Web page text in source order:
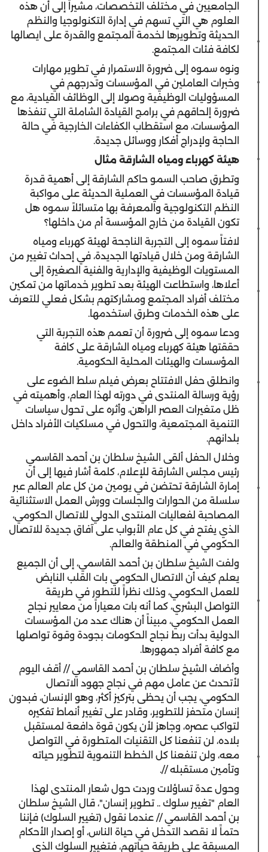
الجامعيين في مختلف التخصصات، مشيراً إلى أن هذه
العلوم هي التي تسهم في إدارة التكنولوجيا والنظم
الحديثة وتطويرها لخدمة المجتمع والقدرة على ايصالها
لكافة فئات المجتمع.
ونوه سموه إلى ضرورة الاستمرار في تطوير مهارات
وخبرات العاملين في المؤسسات وتدرجهم في
المسؤوليات الوظيفية وصولا إلى الوظائف القيادية، مع
ضرورة إلحاقهم في برامج القيادة الشاملة التي تنفذها
المؤسسات، مع استقطاب الكفاءات الخارجية في حالة
الحاجة ولإدراج أفكار ووسائل جديدة.
هيئة كهرباء ومياه الشارقة مثال
وتطرق صاحب السمو حاكم الشارقة إلى أهمية قدرة
قيادة المؤسسات في العملية الحديثة على مواكبة
النظم التكنولوجية والمعرفة بها متسائلاً سموه هل
تكون القيادة من خارج المؤسسة أم من داخلها؟
لافتاً سموه إلى التجربة الناجحة لهيئة كهرباء ومياه
الشارقة ومن خلال قيادتها الجديدة، في إحداث تغيير من
المستويات الوظيفية والإدارية والفنية الصغيرة إلى
أعلاها، واستطاعت الهيئة بعد تطوير خدماتها من تمكين
مختلف أفراد المجتمع ومشاركتهم بشكل فعلي للتعرف
على هذه الخدمات وطرق استخدمها.
ودعا سموه إلى ضرورة أن تعمم هذه التجربة التي
حققتها هيئة كهرباء ومياه الشارقة على كافة
المؤسسات والهيئات المحلية الحكومية.
وانطلق حفل الافتتاح بعرض فيلم سلط الضوء على
رؤية ورسالة المنتدى في دورته لهذا العام، وأهميته في
ظل متغيرات العصر الراهن، وأثره على تحول سياسات
التنمية المجتمعية، والتحول في مسلكيات الأفراد داخل
بلدانهم.
وخلال الحفل ألقى الشيخ سلطان بن أحمد القاسمي
رئيس مجلس الشارقة للإعلام، كلمة أشار فيها إلى أن
إمارة الشارقة تحتضن في يومين من كل عام العالم عبر
سلسلة من الحوارات والجلسات وورش العمل الاستثنائية
المصاحبة لفعاليات المنتدى الدولي للاتصال الحكومي،
الذي يفتح في كل عام الأبواب على آفاق جديدة للاتصال
الحكومي في المنطقة والعالم.
ولفت الشيخ سلطان بن أحمد القاسمي، إلى أن الجميع
يعلم كيف أن الاتصال الحكومي بات القلب النابض
للعمل الحكومي، وذلك نظراً للتطور في طريقة
التواصل البشري، كما أنه بات معياراً من معايير نجاح
العمل الحكومي، مبيناً أن هناك عدد من المؤسسات
الدولية بدأت ربط نجاح الحكومات بجودة وقوة تواصلها
مع كافة أفراد جمهورها.
وأضاف الشيخ سلطان بن أحمد القاسمي // أقف اليوم
لأتحدث عن عامل مهم في نجاح جهود الاتصال
الحكومي، يجب أن يحظى بتركيز أكثر، وهو الإنسان، فبدون
إنسان متحفز للتطوير، وقادر على تغيير أنماط تفكيره
لتواكب عصره، وجاهز لأن يكون قوة دافعة لمستقبل
بلاده، لن تنفعنا كل التقنيات المتطورة في التواصل
معه، ولن تنفعنا كل الخطط التنموية لتطوير حياته
وتأمين مستقبله //.
وحول عدة تساؤلات وردت حول شعار المنتدى لهذا
العام "تغيير سلوك .. تطوير إنسان"، قال الشيخ سلطان
بن أحمد القاسمي // عندما نقول (تغيير السلوك) فإننا
حتماً لا نقصد التدخل في حياة الناس، أو إصدار الأحكام
المسبقة على طريقة حياتهم، فتغيير السلوك الذي